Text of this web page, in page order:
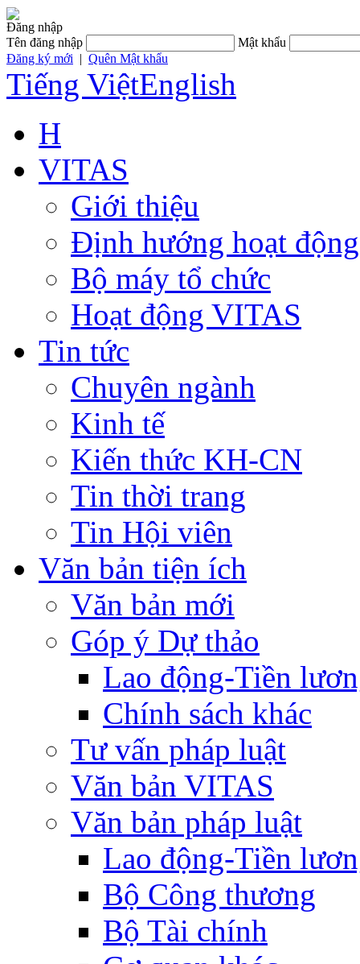
Đăng nhập
Tên đăng nhập
Mật khẩu
Đăng ký mới | Quên Mật khẩu
Tiếng ViệtEnglish
H
VITAS
Giới thiệu
Định hướng hoạt động
Bộ máy tổ chức
Hoạt động VITAS
Tin tức
Chuyên ngành
Kinh tế
Kiến thức KH-CN
Tin thời trang
Tin Hội viên
Văn bản tiện ích
Văn bản mới
Góp ý Dự thảo
Lao động-Tiền
Chính sách khác
Tư vấn pháp luật
Văn bản VITAS
Văn bản pháp luật
Lao động-Tiền
Bộ Công thương
Bộ Tài chính